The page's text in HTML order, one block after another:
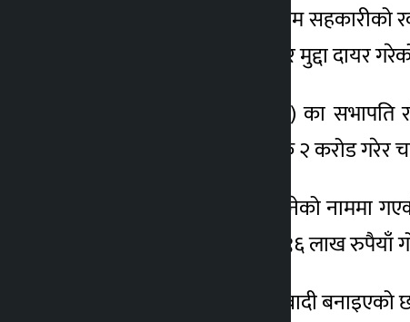
काठमाडौँ । बुटवलस्थित सुप्रिम
अदालत रुपन्देहीमा आइतबार मुद्दा दायर
राष्ट्रिय स्वतन्त्र पार्टी (रास्वपा) का
व्यक्तिगत २ करोड र सामूहिक २ करोड गरेर
२ करोड रुपैयाँ रवि लामिछानेको
सेवा शुल्क कटाएर १ करोड ९६ लाख रुपैयाँ
अहिले थप १४ जनालाई प्रतिवादी बनाइएको